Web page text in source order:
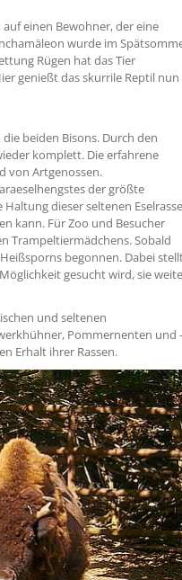
einen Bewohner, der eine
wurde im
Rügen hat das Tier
genießt das skurrile Reptil nun
beiden Bisons. Durch den
komplett. Die erfahrene
von Artgenossen.
der größte
dieser seltenen Eselrasse
kann. Für Zoo und Besucher
Trampeltiermädchens. Sobald
begonnen. Dabei
gesucht wird, sie
und seltenen
Pommernenten und -
Erhalt ihrer Rassen.